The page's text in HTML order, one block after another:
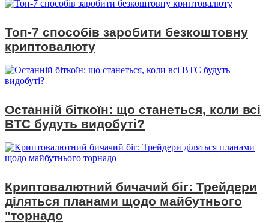
Топ-7 способів заробити безкоштовну
криптовалюту
Останній біткоїн: що станеться, коли всі
BTC будуть видобуті?
Криптовалютний бичачий біг: Трейдери
діляться планами щодо майбутнього
"торнадо